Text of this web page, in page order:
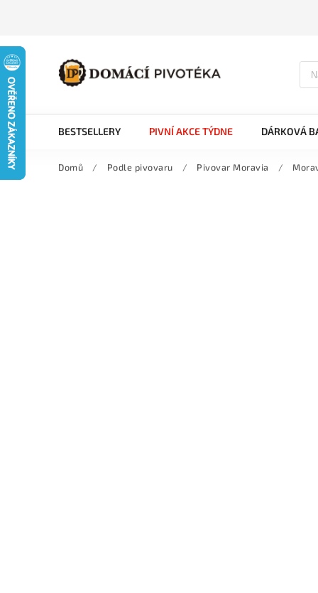
BESTSELLERY PIVNÍ AKCE TÝDNE DÁRKOVÁ
Domů / Podle pivovaru / Pivovar Moravia /